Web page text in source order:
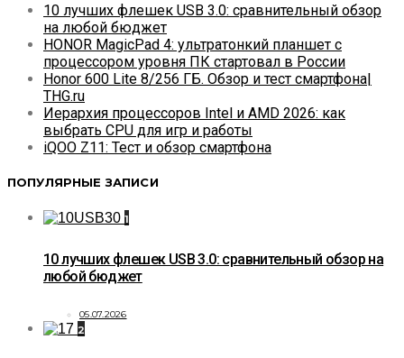
10 лучших флешек USB 3.0: сравнительный обзор
на любой бюджет
HONOR MagicPad 4: ультратонкий планшет с
процессором уровня ПК стартовал в России
Honor 600 Lite 8/256 ГБ. Обзор и тест смартфона|
THG.ru
Иерархия процессоров Intel и AMD 2026: как
выбрать CPU для игр и работы
iQOO Z11: Тест и обзор смартфона
ПОПУЛЯРНЫЕ ЗАПИСИ
1
10 лучших флешек USB 3.0: сравнительный обзор на
любой бюджет
05.07.2026
2